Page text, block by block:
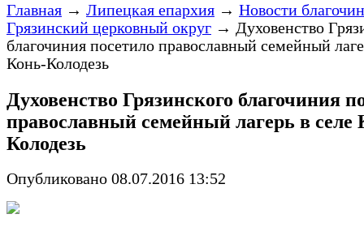
Главная → Липецкая епархия → Новости
Грязинский церковный округ → Духовенство
благочиния посетило православный семейный
Конь-Колодезь
Духовенство Грязинского благочиния
православный семейный лагерь в селе
Колодезь
Опубликовано 08.07.2016 13:52